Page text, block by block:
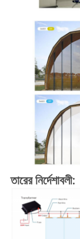
তারের নির্দেশাবলী: